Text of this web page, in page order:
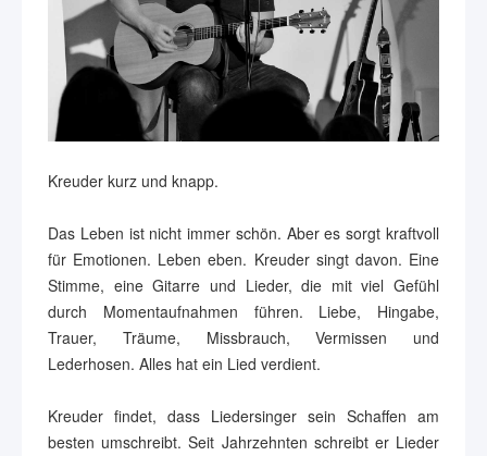
Kreuder kurz und knapp.
Das Leben ist nicht immer schön. Aber es sorgt kraftvoll
für Emotionen. Leben eben. Kreuder singt davon. Eine
Stimme, eine Gitarre und Lieder, die mit viel Gefühl
durch Momentaufnahmen führen. Liebe, Hingabe,
Trauer, Träume, Missbrauch, Vermissen und
Lederhosen. Alles hat ein Lied verdient.
Kreuder findet, dass Liedersinger sein Schaffen am
besten umschreibt. Seit Jahrzehnten schreibt er Lieder